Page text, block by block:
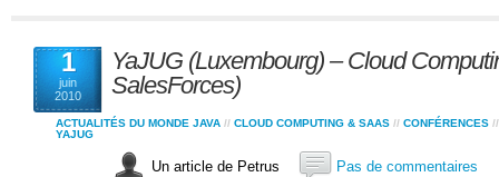
1
juin
2010
ACTUALITÉS DU MONDE JAVA // CLOUD COMPUTING & SAAS // CONFÉRENCES
YAJUG
YaJUG (Luxembourg) – Cloud
SalesForces)
Un article de Petrus Pas de commentaires